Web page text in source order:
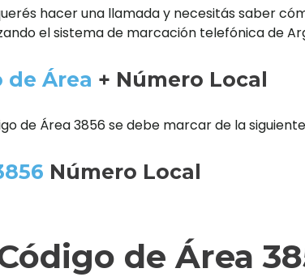
hacer una llamada y necesitás saber
el sistema de marcación telefónica de
de Área + Número Local
de Área 3856 se debe marcar de la
Número Local
de Área